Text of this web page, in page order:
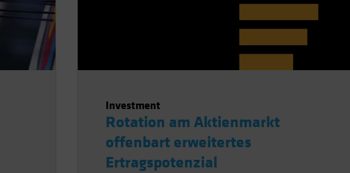
Investment
Rotation am Aktienmarkt
offenbart erweitertes
Ertragspotenzial